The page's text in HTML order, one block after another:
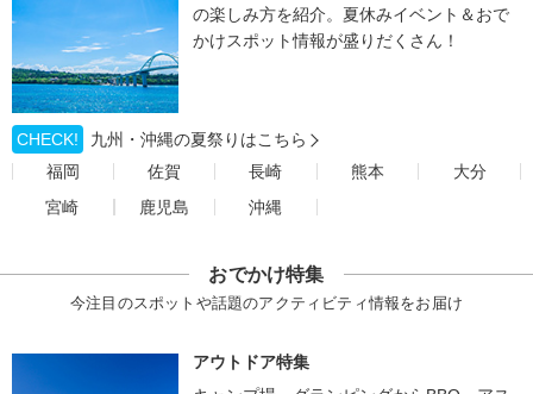
の楽しみ方を紹介。夏休みイベント＆おで
かけスポット情報が盛りだくさん！
CHECK!
九州・沖縄の夏祭りはこちら
福岡
佐賀 長崎 熊本
大分
宮崎
鹿児島 沖縄
おでかけ特集
今注目のスポットや話題のアクティビティ情報をお届け
アウトドア特集